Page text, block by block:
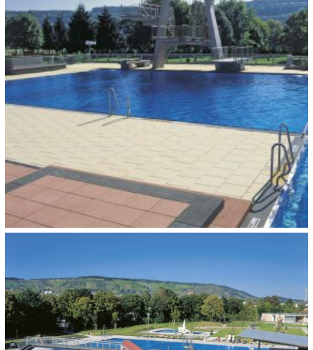
ARCHITECT:
Fritz Planung GmbH Bad Urach
OPDRACHTGEVER:
Stadtwerke Hammelburg
HOEVEELHEID:
OPLEVERING:
Mai 2006
CATEGORIE: